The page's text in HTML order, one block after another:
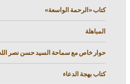
كتاب «الرحمة الواسعة»
المباهلة
حوار خاص مع سماحة السيد حسن نصر
كتاب بهجة الدعاء